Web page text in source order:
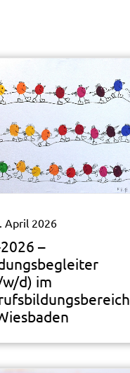
April 2026
–
d) im